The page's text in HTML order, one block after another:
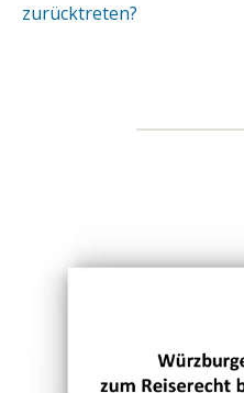
zurücktreten?